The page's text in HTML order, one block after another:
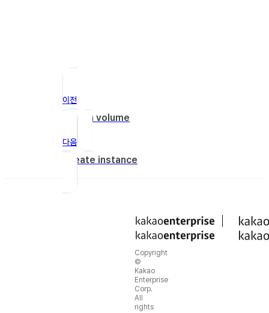
이전
Attach volume
다음
Create instance
Copyright
©
Kakao
Enterprise
Corp.
All
rights